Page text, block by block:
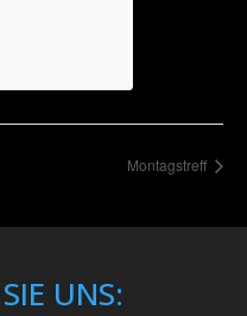
Montagstreff
UNS: